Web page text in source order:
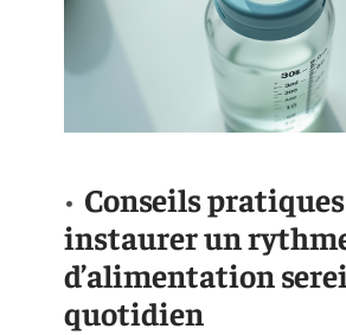
Conseils
instaurer un
d’alimentation
quotidien